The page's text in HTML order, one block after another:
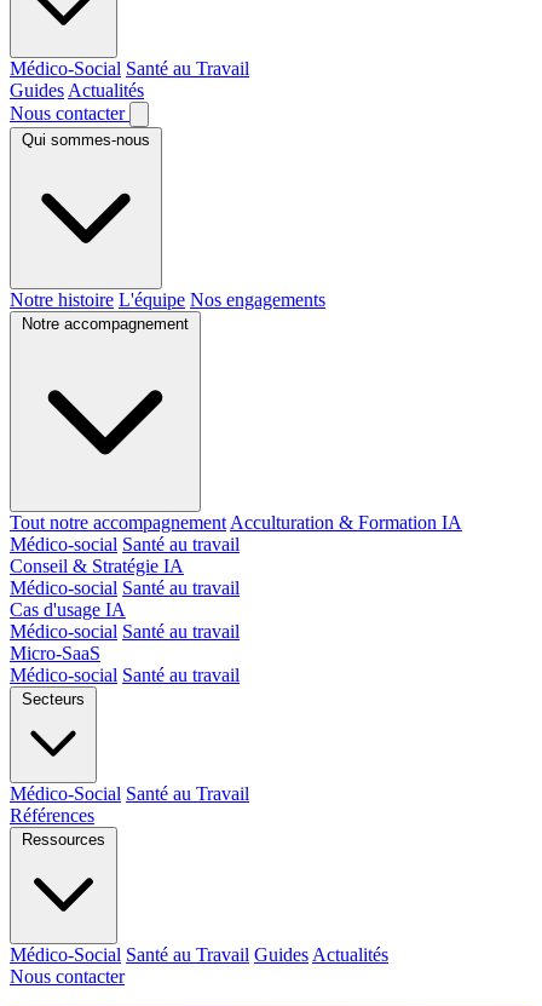
Médico-Social Santé au Travail
Guides Actualités
Nous contacter
Qui sommes-nous
Notre histoire L'équipe Nos engagements
Notre accompagnement
Tout notre accompagnement Acculturation & Formation IA
Médico-social Santé au travail
Conseil & Stratégie IA
Médico-social Santé au travail
Cas d'usage IA
Médico-social Santé au travail
Micro-SaaS
Médico-social Santé au travail
Secteurs
Médico-Social Santé au Travail
Références
Ressources
Médico-Social Santé au Travail Guides Actualités
Nous contacter